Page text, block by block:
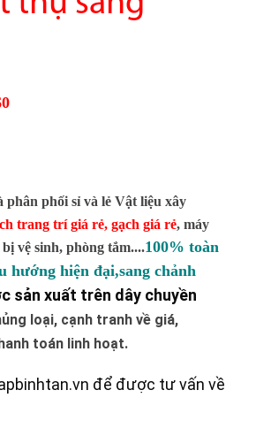
phối sỉ và lẻ Vật liệu xây
trang trí giá rẻ,gạch giá rẻ, máy
vệ sinh, phòng tắm....100% toàn
hướng hiện đại,sang chảnh
sản xuất trên dây chuyền
loại, cạnh tranh về giá,
toán linh hoạt.
để được tư vấn về